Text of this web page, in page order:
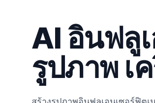
AI อินฟลู
รูปภาพ เ